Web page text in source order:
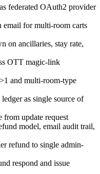
federated OAuth2 provider
for multi-room carts
on ancillaries, stay rate,
OTT magic-link
and multi-room-type
as single source of
update request
model, email audit trail,
refund to single admin-
respond and issue